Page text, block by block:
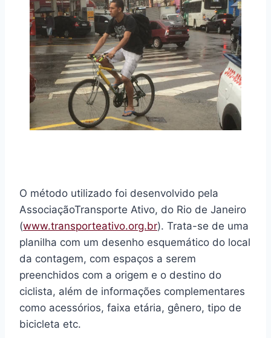
O método utilizado foi desenvolvido pela
AssociaçãoTransporte Ativo, do Rio de Janeiro
(www.transporteativo.org.br). Trata-se de uma
planilha com um desenho esquemático do local
da contagem, com espaços a serem
preenchidos com a origem e o destino do
ciclista, além de informações complementares
como acessórios, faixa etária, gênero, tipo de
bicicleta etc.